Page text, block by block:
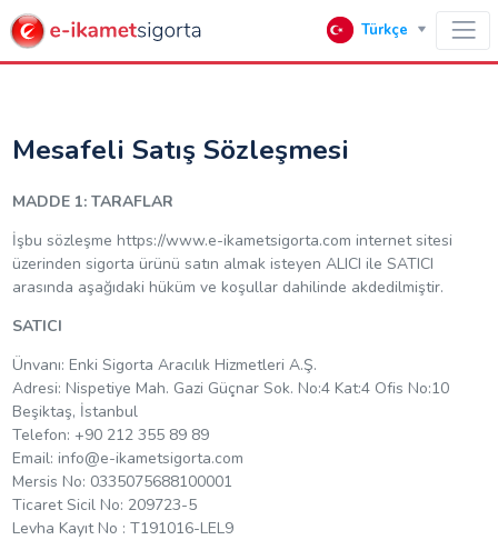
Türkçe
Mesafeli Satış Sözleşmesi
MADDE 1: TARAFLAR
İşbu sözleşme https://www.e-ikametsigorta.com internet sitesi
üzerinden sigorta ürünü satın almak isteyen ALICI ile SATICI
arasında aşağıdaki hüküm ve koşullar dahilinde akdedilmiştir.
SATICI
Ünvanı: Enki Sigorta Aracılık Hizmetleri A.Ş.
Adresi: Nispetiye Mah. Gazi Güçnar Sok. No:4 Kat:4 Ofis No:10
Beşiktaş, İstanbul
Telefon: +90 212 355 89 89
Email: info@e-ikametsigorta.com
Mersis No: 0335075688100001
Ticaret Sicil No: 209723-5
Levha Kayıt No : T191016-LEL9